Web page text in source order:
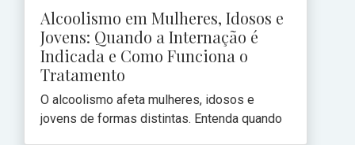
Alcoolismo em Mulheres, Idosos e
Jovens: Quando a Internação é
Indicada e Como Funciona o
Tratamento
O alcoolismo afeta mulheres, idosos e
jovens de formas distintas. Entenda quando